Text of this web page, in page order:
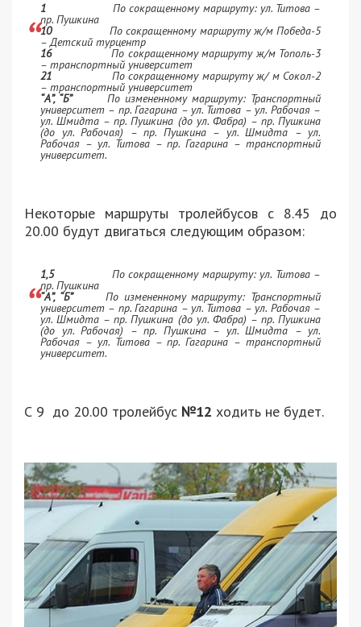
1 По сокращенному маршруту: ул. Титова –
пр. Пушкина
10По сокращенному маршруту ж/м Победа-5
– Детский турцентр
16 По сокращенному маршруту ж/м Тополь-3
– транспортный университет
21 По сокращенному маршруту ж/ м Сокол-2
– транспортный университет
“А”, “Б”По измененному маршруту: Транспортный
университет – пр. Гагарина – ул. Титова – ул. Рабочая –
ул. Шмидта – пр. Пушкина (до ул. Фабра) – пр. Пушкина
(до ул. Рабочая) – пр. Пушкина – ул. Шмидта – ул.
Рабочая – ул. Титова – пр. Гагарина – транспортный
университет.
Некоторые маршруты тролейбусов с 8.45 до
20.00 будут двигаться следующим образом:
1,5По сокращенному маршруту: ул. Титова –
пр. Пушкина
“А”, “Б”По измененному маршруту: Транспортный
университет – пр. Гагарина – ул. Титова – ул. Рабочая –
ул. Шмидта – пр. Пушкина (до ул. Фабра) – пр. Пушкина
(до ул. Рабочая) – пр. Пушкина – ул. Шмидта – ул.
Рабочая – ул. Титова – пр. Гагарина – транспортный
университет.
С 9 до 20.00 тролейбус №12 ходить не будет.